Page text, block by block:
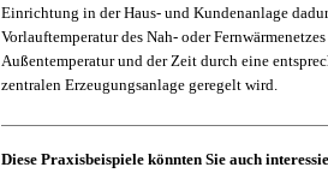
Einrichtung in der Haus- und Kundenanlage
Vorlauftemperatur des Nah- oder
Außentemperatur und der Zeit durch eine
zentralen Erzeugungsanlage geregelt wird.
Diese Praxisbeispiele könnten Sie auch